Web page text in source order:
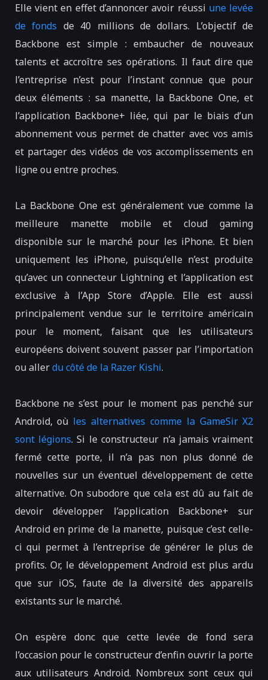
Elle vient en effet d’annoncer avoir réussi une levée
de fonds de 40 millions de dollars. L’objectif de
Backbone est simple : embaucher de nouveaux
talents et accroître ses opérations. Il faut dire que
l’entreprise n’est pour l’instant connue que pour
deux éléments : sa manette, la Backbone One, et
l’application Backbone+ liée, qui par le biais d’un
abonnement vous permet de chatter avec vos amis
et partager des vidéos de vos accomplissements en
ligne ou entre proches.
La Backbone One est généralement vue comme la
meilleure manette mobile et cloud gaming
disponible sur le marché pour les iPhone. Et bien
uniquement les iPhone, puisqu’elle n’est produite
qu’avec un connecteur Lightning et l’application est
exclusive à l’App Store d’Apple. Elle est aussi
principalement vendue sur le territoire américain
pour le moment, faisant que les utilisateurs
européens doivent souvent passer par l’importation
ou allerdu côté de la Razer Kishi.
Backbone ne s’est pour le moment pas penché sur
Android, où les alternatives comme la GameSir X2
sont légions. Si le constructeur n’a jamais vraiment
fermé cette porte, il n’a pas non plus donné de
nouvelles sur un éventuel développement de cette
alternative. On subodore que cela est dû au fait de
devoir développer l’application Backbone+ sur
Android en prime de la manette, puisque c’est celle-
ci qui permet à l’entreprise de générer le plus de
profits. Or, le développement Android est plus ardu
que sur iOS, faute de la diversité des appareils
existants sur le marché.
On espère donc que cette levée de fond sera
l’occasion pour le constructeur d’enfin ouvrir la porte
aux utilisateurs Android. Nombreux sont ceux qui